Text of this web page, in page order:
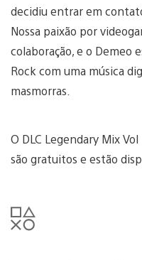
decidiu entrar em
Nossa paixão por
colaboração, e o Demeo
Rock com uma música
masmorras.
O DLC Legendary Mix
são gratuitos e estão